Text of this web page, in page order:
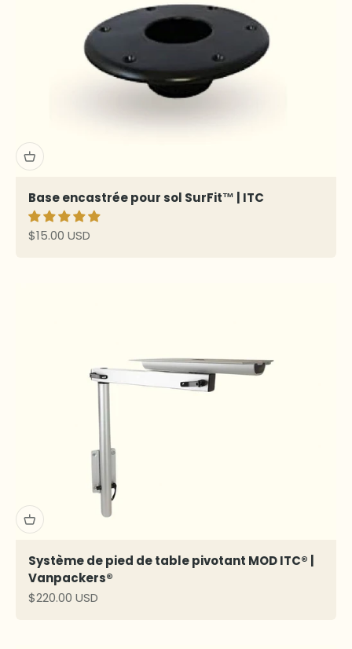
Base encastrée pour sol SurFit™ | ITC
Prix de vente
$15.00 USD
Système de pied de table pivotant MOD ITC® |
Vanpackers®
Prix de vente
$220.00 USD